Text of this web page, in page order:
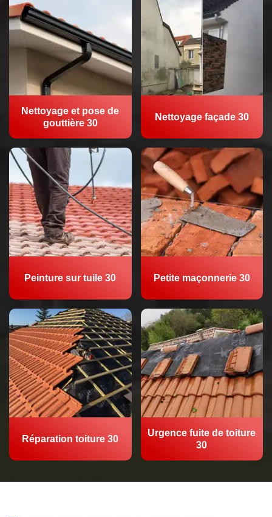
Nettoyage et pose de
gouttière 30
Nettoyage façade 30
Peinture sur tuile 30 Petite maçonnerie 30
Réparation toiture 30
Urgence fuite de toiture
30